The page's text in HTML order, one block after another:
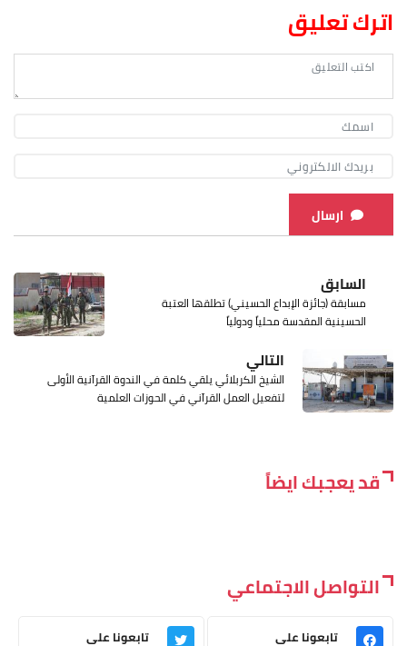
اترك تعليق
ارسال
السابق
مسابقة (جائزة الإبداع الحسيني) تطلقها العتبة
الحسينية المقدسة محلياً ودولياً
التالي
الشيخ الكربلائي يلقي كلمة في الندوة القرآنية الأولى
لتفعيل العمل القرآني في الحوزات العلمية
قد يعجبك ايضاً
التواصل الاجتماعي
تابعونا على تابعونا على